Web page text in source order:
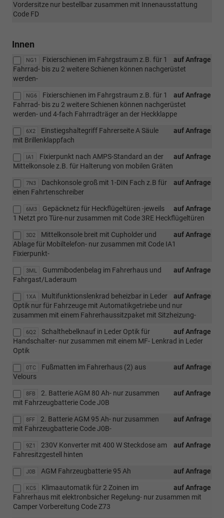
Vordersitze nur bestellbar zusammen mit Innenausstattung
Code FD
Innen
NG1 auf Anfrage
Fixierschienen im Fahrgstraum z.B. für 1
Fahrrad- bis zu 2 weitere Schienen können nachgerüstet
werden-
NG6 auf Anfrage
Fixierschienen im Fahrgstraum z.B. für 1
Fahrrad- bis zu 2 weitere Schienen können nachgerüstet
werden- und 4-fach Fahrradträger an der Heckklappe
6X2 auf Anfrage
Einstiegshaltegriff Fahrerseite A Säule
mit Brillenklappfach
IA1 auf Anfrage
Fixierpunkt nach AMPS-Standard an der
Mittelkonsole z.B. für Halterung von mobilen Gräten
7N3 auf Anfrage
Dachkonsole groß mit 1-DIN Fach z.B für
einen Fahrtenschreiber
6M3 auf Anfrage
Gepäcknetz für Heckflügeltüren -jeweils
1 Netzt pro Türe-nur zusammen mit Code 3RE Heckflügeltüren
3D2 auf Anfrage
Mittelkonsole breit mit Cupholder und
Ablage für Mobiltelefon- nur zusammen mit Code IA1
Fixierpunkt-
3ML auf Anfrage
Gummibodenbelag im Fahrerhaus und
Fahrgast/Laderaum
1XA auf Anfrage
Multifunktionslenkrad beheizbar in Leder
Optik nur für Fahrzeuge mit Automatikgetriebe und nur
zusammen mit einem Fahrerhaussitzpaket mit Sitzheizung-
6Q2 auf Anfrage
Schalthebelknauf in Leder Optik für
Handschalter- nur zusammen mit einem MF- Lenkrad in Leder
Optik
0TC auf Anfrage
Fußmatten im Fahrerhaus (2) aus
Velours
8FB auf Anfrage
2. Batterie AGM 80 Ah- nur zusammen
mit Fahrzeugbatterie Code J0B
8FF auf Anfrage
2. Batterie AGM 95 Ah- nur zusammen
mit Fahrzeugbatterie Code J0B-
9Z1 auf Anfrage
230V Konverter mit 400 W Steckdose am
Fahresitzgestell hinten
J0B auf Anfrage
AGM Fahrzeugbatterie 95 Ah
KC5 auf Anfrage
Klimaautomatik für 2 Zoinen im
Fahrerhaus mit elektronbsicher Regelung- nur zusammen mit
Camper Vorbereitung Code Z73